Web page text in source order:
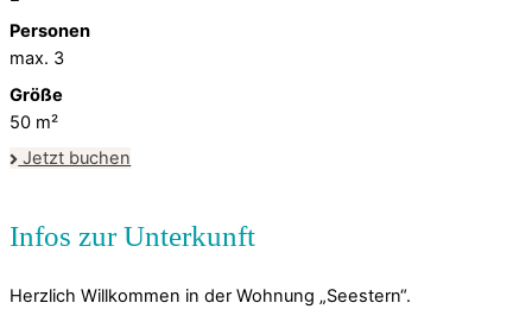
Personen
max. 3
Größe
50 m²
Jetzt buchen
Herzlich Willkommen in der Wohnung „Seestern“.